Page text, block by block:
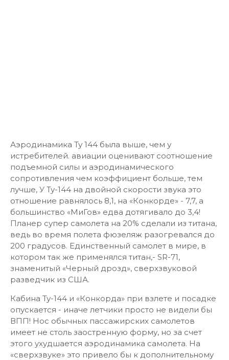
Аэродинамика Ту 144 была выше, чем у
истребителей. авиации оценивают соотношение
подъемной силы и аэродинамического
сопротивления чем коэффициент больше, тем
лучше, У Ту-144 на двойной скорости звука это
отношение равнялось 8,1, на «Конкорде» - 7,7, а
большинство «МиГов» едва дотягивало до 3,4!
Планер супер самолета на 20% сделали из титана,
ведь во время полета фюзеляж разогревался до
200 градусов. Единственный самолет в мире, в
котором так же применялся титан,- SR-71,
знаменитый «Черный дрозд», сверхзвуковой
разведчик из США.
Кабина Ту-144 и «Конкорда» при взлете и посадке
опускается - иначе летчики просто не видели бы
ВПП! Нос обычных пассажирских самолетов
имеет не столь заостренную форму, но за счет
этого ухудшается аэродинамика самолета. На
«сверхзвуке» это привело бы к дополнительному